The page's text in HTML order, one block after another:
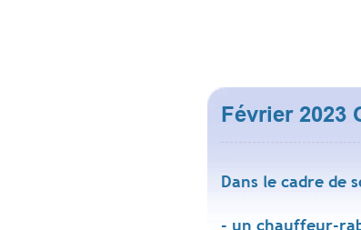
Février 2023
Dans le cadre de
- un chauffeur-